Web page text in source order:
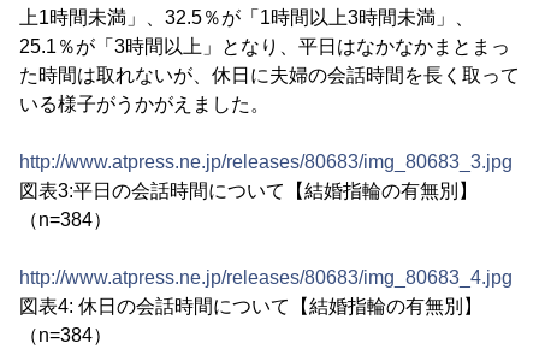
上1時間未満」、32.5％が「1時間以上3時間未満」、
25.1％が「3時間以上」となり、平日はなかなかまとまっ
た時間は取れないが、休日に夫婦の会話時間を長く取って
いる様子がうかがえました。
http://www.atpress.ne.jp/releases/80683/img_80683_3.jpg
図表3:平日の会話時間について【結婚指輪の有無別】
（n=384）
http://www.atpress.ne.jp/releases/80683/img_80683_4.jpg
図表4: 休日の会話時間について【結婚指輪の有無別】
（n=384）